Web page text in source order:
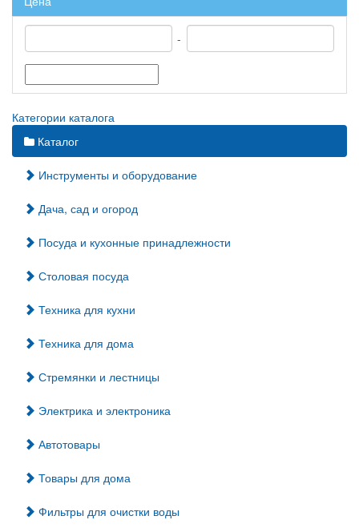
-
Категории каталога
Каталог
Инструменты и оборудование
Дача, сад и огород
Посуда и кухонные принадлежности
Столовая посуда
Техника для кухни
Техника для дома
Стремянки и лестницы
Электрика и электроника
Автотовары
Товары для дома
Фильтры для очистки воды